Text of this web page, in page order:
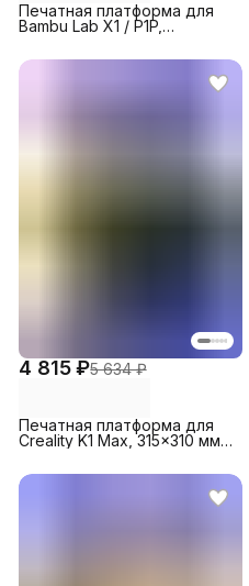
Печатная платформа для
Bambu Lab X1 / P1P,
4 815 ₽5 634 ₽
Печатная платформа для
Creality K1 Max, 315x310 мм,